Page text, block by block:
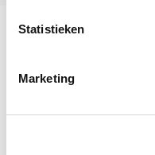
Statistieken
Marketing
Hulp nodig